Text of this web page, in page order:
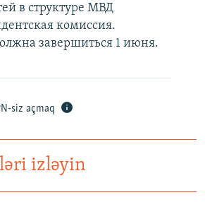
в структуре МВД
комиссия.
завершиться 1 июня.
siz açmaq
izləyin